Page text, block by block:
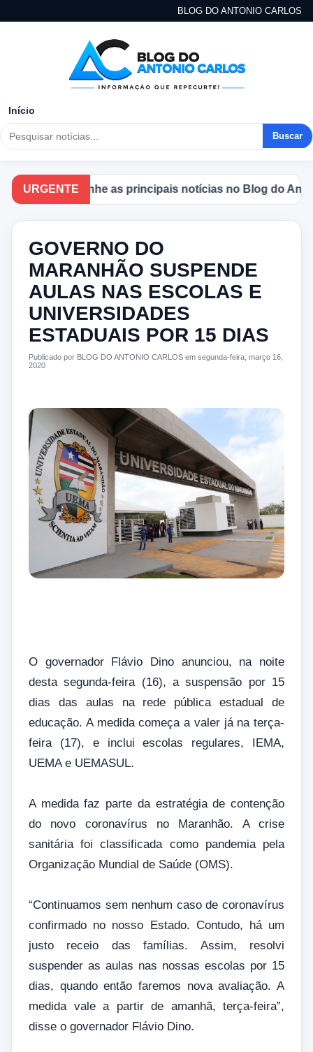
BLOG DO ANTONIO CARLOS
Início
Buscar
URGENTE
Acompanhe as principais notícias no Blog do Antonio
GOVERNO DO
MARANHÃO SUSPENDE
AULAS NAS ESCOLAS E
UNIVERSIDADES
ESTADUAIS POR 15 DIAS
Publicado por BLOG DO ANTONIO CARLOS em segunda-feira, março 16,
2020
O governador Flávio Dino anunciou, na noite
desta segunda-feira (16), a suspensão por 15
dias das aulas na rede pública estadual de
educação. A medida começa a valer já na terça-
feira (17), e inclui escolas regulares, IEMA,
UEMA e UEMASUL.
A medida faz parte da estratégia de contenção
do novo coronavírus no Maranhão. A crise
sanitária foi classificada como pandemia pela
Organização Mundial de Saúde (OMS).
“Continuamos sem nenhum caso de coronavírus
confirmado no nosso Estado. Contudo, há um
justo receio das famílias. Assim, resolvi
suspender as aulas nas nossas escolas por 15
dias, quando então faremos nova avaliação. A
medida vale a partir de amanhã, terça-feira”,
disse o governador Flávio Dino.